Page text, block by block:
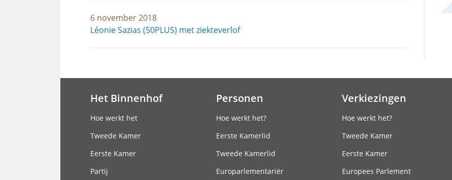
6 november 2018
Léonie Sazias (50PLUS) met ziekteverlof
Het Binnenhof
Hoe werkt het
Tweede Kamer
Eerste Kamer
Partij
Personen
Hoe werkt het?
Eerste Kamerlid
Tweede Kamerlid
Europarlementariër
Verkiezingen
Hoe werkt het?
Tweede Kamer
Eerste Kamer
Europees Parlement